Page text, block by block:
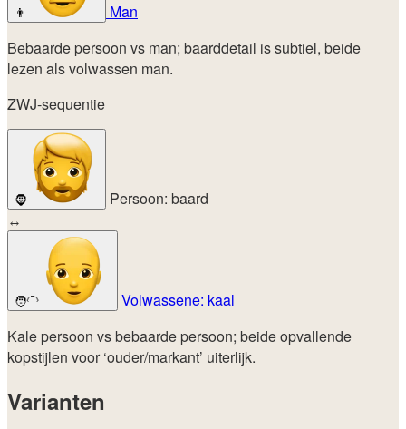
👨
Man
Bebaarde persoon vs man; baarddetail is subtiel, beide
lezen als volwassen man.
ZWJ-sequentie
🧔
Persoon: baard
↔
🧑‍🦲
Volwassene: kaal
Kale persoon vs bebaarde persoon; beide opvallende
kopstijlen voor ‘ouder/markant’ uiterlijk.
Varianten